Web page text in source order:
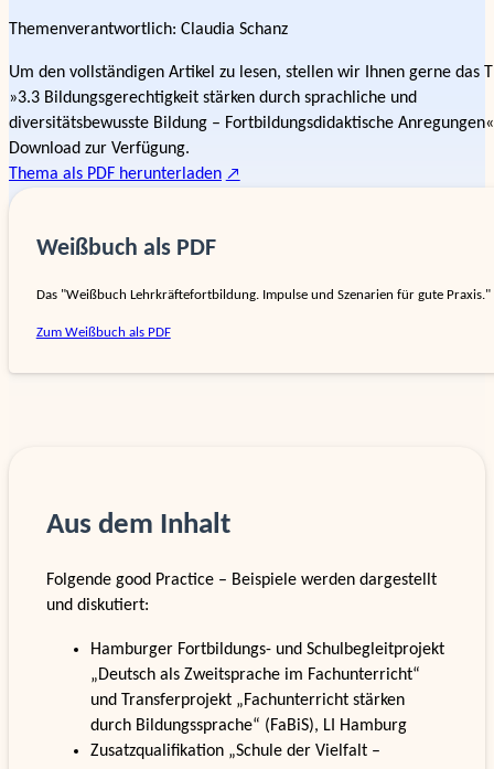
Themenverantwortlich: Claudia Schanz
Um den vollständigen Artikel zu lesen, stellen wir Ihnen gerne das
»3.3 Bildungsgerechtigkeit stärken durch sprachliche und
diversitätsbewusste Bildung – Fortbildungsdidaktische
Download zur Verfügung.
Thema als PDF herunterladen
Weißbuch als PDF
Das "Weißbuch Lehr­kräfte­fort­bildung. Impulse und Szenarien für gute
Zum Weißbuch als PDF
Aus dem Inhalt
Folgende good Practice – Beispiele werden dargestellt
und diskutiert:
Hamburger Fortbildungs- und Schulbegleitprojekt
„Deutsch als Zweitsprache im Fachunterricht“
und Transferprojekt „Fachunterricht stärken
durch Bildungssprache“ (FaBiS), LI Hamburg
Zusatzqualifikation „Schule der Vielfalt –